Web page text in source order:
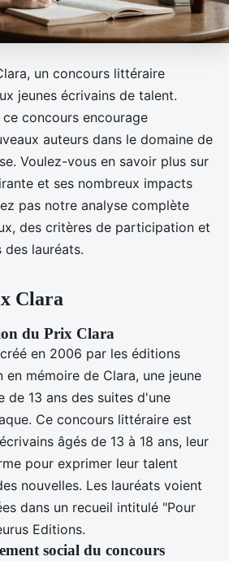
un concours littéraire
jeunes écrivains de talent.
concours encourage
auteurs dans le domaine de
Voulez-vous en savoir plus sur
et ses nombreux impacts
pas notre analyse complète
des critères de participation et
des lauréats.
Clara
du Prix Clara
en 2006 par les éditions
en mémoire de Clara, une jeune
de 13 ans des suites d'une
Ce concours littéraire est
âgés de 13 à 18 ans, leur
pour exprimer leur talent
nouvelles. Les lauréats voient
dans un recueil intitulé "Pour
Editions.
social du concours